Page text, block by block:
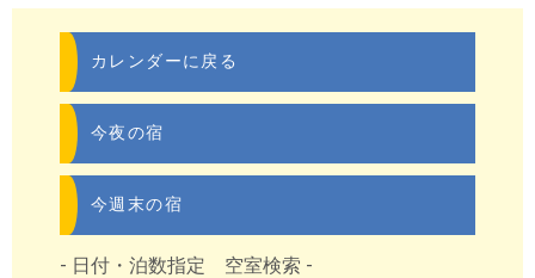
カレンダーに戻る
今夜の宿
今週末の宿
- 日付・泊数指定 空室検索 -